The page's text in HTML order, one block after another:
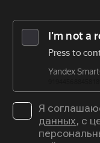
Я
данных, с